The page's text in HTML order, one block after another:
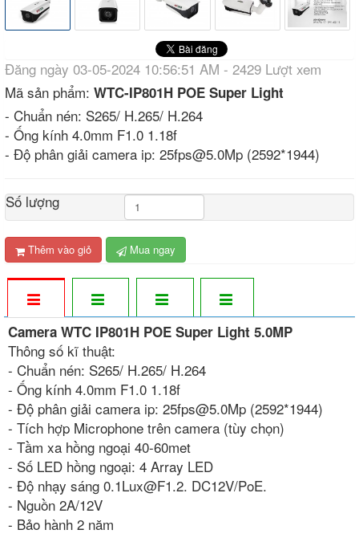
Đăng ngày 03-05-2024 10:56:51 AM - 2429 Lượt xem
Mã sản phẩm: WTC-IP801H POE Super Light
- Chuẩn nén: S265/ H.265/ H.264
- Ống kính 4.0mm F1.0 1.18f
- Độ phân giải camera ip: 25fps@5.0Mp (2592*1944)
Số lượng
Thêm vào giỏ Mua ngay
Camera WTC IP801H POE Super Light 5.0MP
Thông số kĩ thuật:
- Chuẩn nén: S265/ H.265/ H.264
- Ống kính 4.0mm F1.0 1.18f
- Độ phân giải camera ip: 25fps@5.0Mp (2592*1944)
- Tích hợp Microphone trên camera (tùy chọn)
- Tầm xa hồng ngoại 40-60met
- Số LED hồng ngoại: 4 Array LED
- Độ nhạy sáng 0.1Lux@F1.2. DC12V/PoE.
- Nguồn 2A/12V
- Bảo hành 2 năm